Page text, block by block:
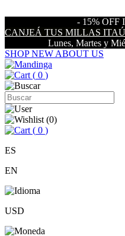
- 15% OFF
CANJEÁ TUS MILLAS ITAÚ
Lunes, Martes y
SHOP NEW ABOUT US
( 0 )
(0)
( 0 )
ES
EN
USD